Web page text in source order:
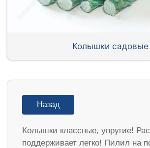
Колышки садовые
Назад
Колышки классные, упругие!
поддерживает легко! Пилил на